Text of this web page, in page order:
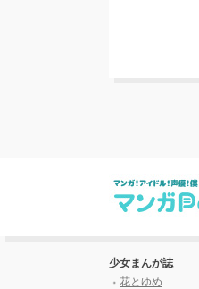
少女まんが誌
花とゆめ